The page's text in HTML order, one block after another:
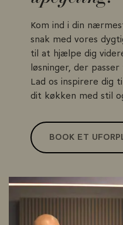
Kom ind i din
snak med vores
til at hjælpe dig
løsninger, der
Lad os inspirere dig
dit køkken med stil
BOOK ET